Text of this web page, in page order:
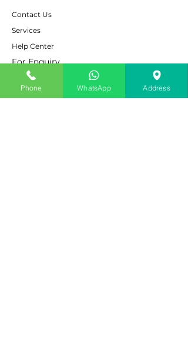
Contact Us
Services
Help Center
For Enquiry
ABOUT AAPP
Phone WhatsApp Address